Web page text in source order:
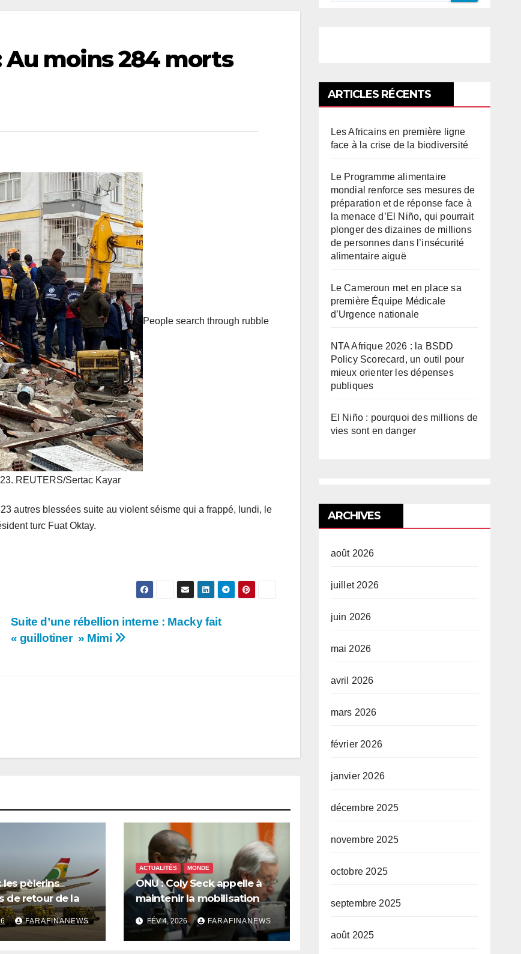
moins 284 morts
People search through rubble
REUTERS/Sertac Kayar
autres blessées suite au violent séisme qui a frappé, lundi, le
turc Fuat Oktay.
Suite d’une rébellion interne : Macky fait
« guillotiner » Mimi
les pèlerins
de retour de la
les
d’Air Sénégal SA
FARAFINANEWS
ACTUALITÉS MONDE
ONU : Coly Seck appelle à
maintenir la mobilisation
pour les droits du peuple
palestinien
FÉV 4, 2026 FARAFINANEWS
ARTICLES RÉCENTS
Les Africains en première ligne
face à la crise de la biodiversité
Le Programme alimentaire
mondial renforce ses mesures de
préparation et de réponse face à
la menace d’El Niño, qui pourrait
plonger des dizaines de millions
de personnes dans l’insécurité
alimentaire aiguë
Le Cameroun met en place sa
première Équipe Médicale
d’Urgence nationale
NTA Afrique 2026 : la BSDD
Policy Scorecard, un outil pour
mieux orienter les dépenses
publiques
El Niño : pourquoi des millions de
vies sont en danger
ARCHIVES
août 2026
juillet 2026
juin 2026
mai 2026
avril 2026
mars 2026
février 2026
janvier 2026
décembre 2025
novembre 2025
octobre 2025
septembre 2025
août 2025